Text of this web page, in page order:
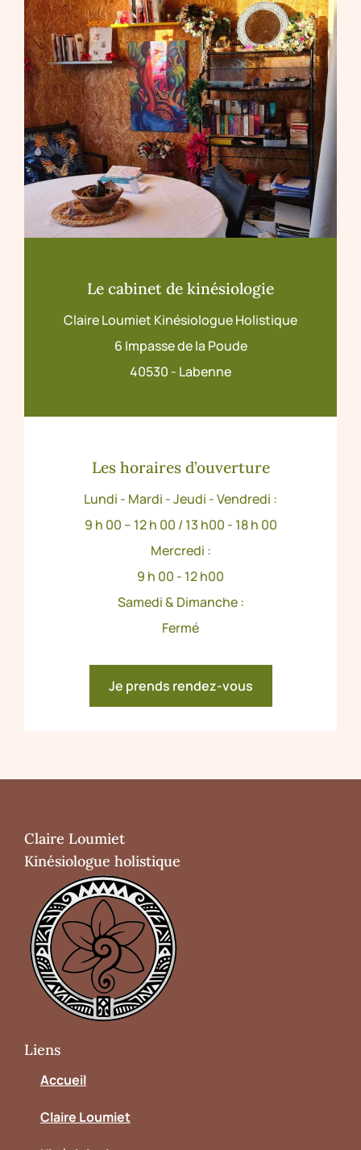
Le cabinet de kinésiologie
Claire Loumiet Kinésiologue Holistique
6 Impasse de la Poude
40530 - Labenne
Les horaires d’ouverture
Lundi - Mardi - Jeudi - Vendredi :
9 h 00 – 12 h 00 / 13 h00 - 18 h 00
Mercredi :
9 h 00 - 12 h00
Samedi & Dimanche :
Fermé
Je prends rendez-vous
Claire Loumiet
Kinésiologue holistique
Liens
Accueil
Claire Loumiet